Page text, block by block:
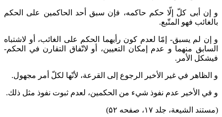
و إن أبى كلّ إلّا حكم حاكمه، فإن سبق أحد الحاكمين على الحكم
بالغائب فهو المتّبع.
و إن لم يسبق- إمّا لعدم كون رأيهما الحكم على الغائب، أو لاشتباه
السابق منهما و عدم إمكان التعيين، أو لاتّفاق التقارن في الحكم-
فيشكل الأمر.
و الظاهر في غير الأخير الرجوع إلى القرعة، لأنّها لكلّ أمر مجهول.
و في الأخير عدم نفوذ شي‌ء من الحكمين، لعدم ثبوت نفوذ مثل ذلك.
(مستند الشیعة، جلد ۱۷، صفحه ۵۲)